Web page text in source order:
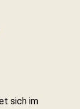
sich im